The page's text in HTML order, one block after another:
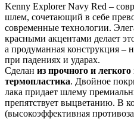
Kenny Explorer Navy Red –
шлем, сочетающий в себе
современные технологии.
красными акцентами делает
а продуманная конструкция
при падениях и ударах.
Сделан из прочного и
термопластика. Двойное
лака придает шлему
препятствует выцветанию. В
(высокоэффективная